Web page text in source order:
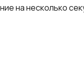
на несколько